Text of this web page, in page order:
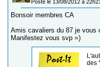
Posté le 13/08/2012 à
Bonsoir membres CA
Amis cavaliers du 87 je vous
Manifestez vous svp =)
des